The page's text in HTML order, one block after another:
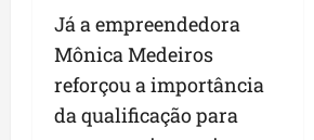
Já a empreendedora
Mônica Medeiros
reforçou a importância
da qualificação para